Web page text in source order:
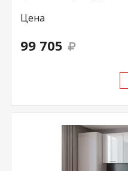
Цена
99 705